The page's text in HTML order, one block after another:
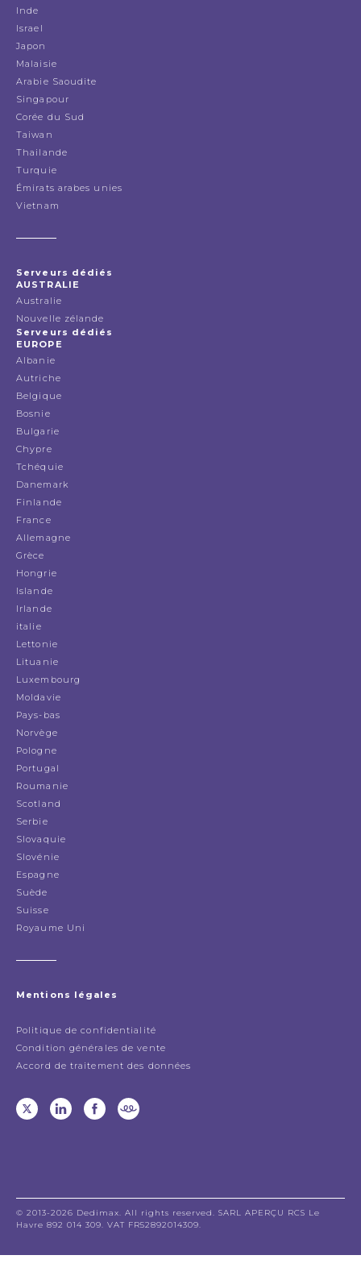
Inde
Israel
Japon
Malaisie
Arabie Saoudite
Singapour
Corée du Sud
Taiwan
Thailande
Turquie
Émirats arabes unies
Vietnam
Serveurs dédiés
AUSTRALIE
Australie
Nouvelle zélande
Serveurs dédiés
EUROPE
Albanie
Autriche
Belgique
Bosnie
Bulgarie
Chypre
Tchéquie
Danemark
Finlande
France
Allemagne
Grèce
Hongrie
Islande
Irlande
italie
Lettonie
Lituanie
Luxembourg
Moldavie
Pays-bas
Norvège
Pologne
Portugal
Roumanie
Scotland
Serbie
Slovaquie
Slovénie
Espagne
Suède
Suisse
Royaume Uni
Mentions légales
Politique de confidentialité
Condition générales de vente
Accord de traitement des données
© 2013-2026 Dedimax. All rights reserved. SARL APERÇU RCS Le
Havre 892 014 309. VAT FR52892014309.